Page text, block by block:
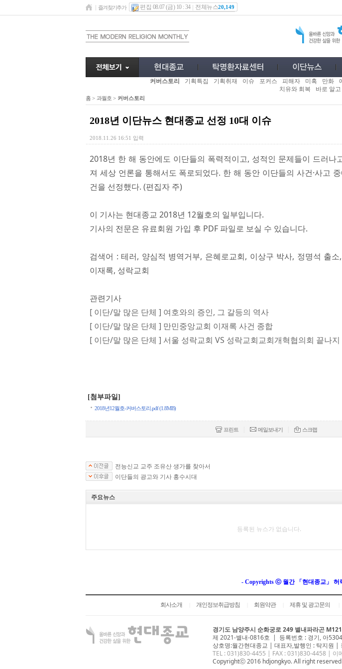
즐겨찾기추가 편집 08.07 (금) 10 : 34 전체뉴스20,149
커버스토리 기획특집 기획취재 이슈 포커스 피해자 미혹 만화
치유와 회복
바로 알
홈 > 과월호 > 커버스토리
2018년 이단뉴스 현대종교 선정 10대 이슈
2018.11.26 16:51 입력
2018년 한 해 동안에도 이단들의 폭력적이고, 성적인 문제들이 드러나
져 세상 언론을 통해서도 폭로되었다. 한 해 동안 이단들의 사건·사고
건을 선정했다. (편집자 주)
이 기사는 현대종교 2018년 12월호의 일부입니다.
기사의 전문은 유료회원 가입 후 PDF 파일로 보실 수 있습니다.
검색어 : 테러, 양심적 병역거부, 은혜로교회, 이상구 박사, 정명석 출
이재록, 성락교회
관련기사
[ 이단/말 많은 단체 ] 여호와의 증인, 그 갈등의 역사
[ 이단/말 많은 단체 ] 만민중앙교회 이재록 사건 종합
[ 이단/말 많은 단체 ] 서울 성락교회 VS 성락교회교회개혁협의회 끝나
[첨부파일]
2018년12월호-커버스토리.pdf (1.8MB)
프린트 메일보내기 스크랩
전능신교 교주 조유산 생가를 찾아서
이단들의 광고와 기사 홍수시대
주요뉴스
등록된 뉴스가 없습니다.
- Copyrights ⓒ 월간 「현대종교」 허
회사소개 개인정보취급방침 회원약관 제휴 및 광고문의
경기도 남양주시 순화궁로 249 별내파라곤
제 2021-별내-0816호 | 등록번호 : 경기, 아
상호명:월간현대종교 | 대표자,발행인 : 탁지원 |
TEL : 031)830-4455 | FAX : 031)830-4458 | 이
Copyrightⓒ 2016 hdjongkyo. All right reserved